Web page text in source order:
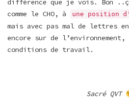
différence que je vois. Bon
comme le CHO, à
une position
mais avec pas mal de lettres
encore sur de
conditions de travail.
Sacré QVT